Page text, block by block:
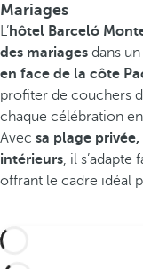
Mariages
L’hôtel Barceló
des mariages dans
en face de la côte
profiter de couchers
chaque célébration
Avec sa plage privée,
intérieurs, il
offrant le cadre idéal